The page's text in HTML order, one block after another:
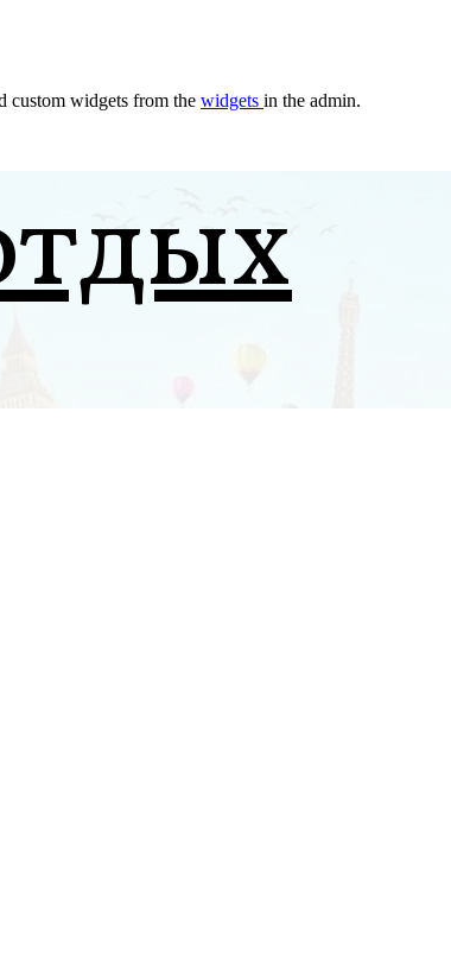
custom widgets from the widgets in the admin.